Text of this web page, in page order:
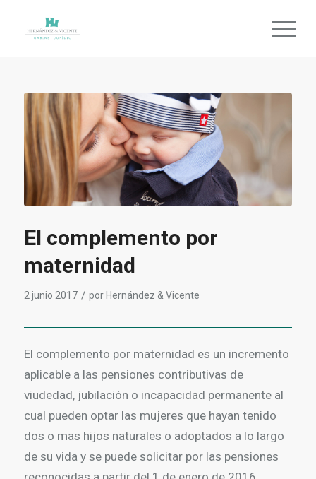
El complemento por
maternidad
2 junio 2017 / por Hernández & Vicente
El complemento por maternidad es un incremento
aplicable a las pensiones contributivas de
viudedad, jubilación o incapacidad permanente al
cual pueden optar las mujeres que hayan tenido
dos o mas hijos naturales o adoptados a lo largo
de su vida y se puede solicitar por las pensiones